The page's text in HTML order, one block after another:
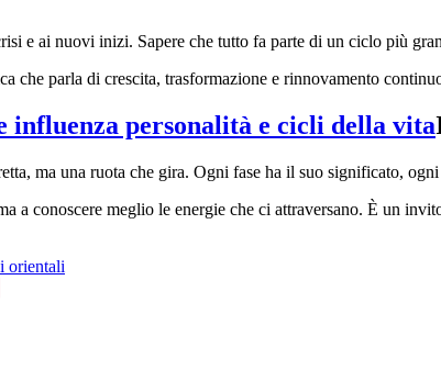
e ai nuovi inizi. Sapere che tutto fa parte di un ciclo più
che parla di crescita, trasformazione e rinnovamento
ma una ruota che gira. Ogni fase ha il suo significato,
a conoscere meglio le energie che ci attraversano. È un
orientali